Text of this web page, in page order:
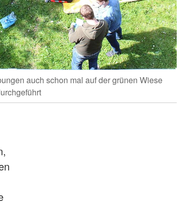
auch schon mal auf der grünen Wiese